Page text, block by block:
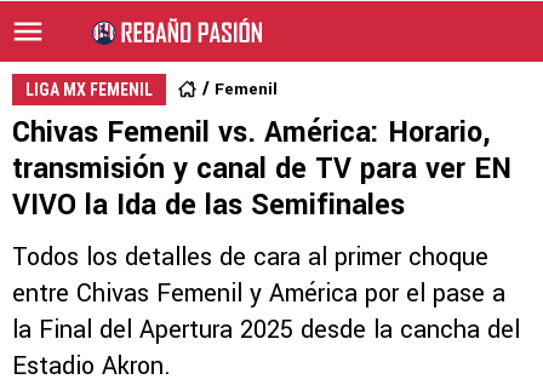
LIGA MX FEMENIL Femenil
Chivas Femenil vs. América: Horario,
transmisión y canal de TV para ver EN
VIVO la Ida de las Semifinales
Todos los detalles de cara al primer choque
entre Chivas Femenil y América por el pase a
la Final del Apertura 2025 desde la cancha del
Estadio Akron.